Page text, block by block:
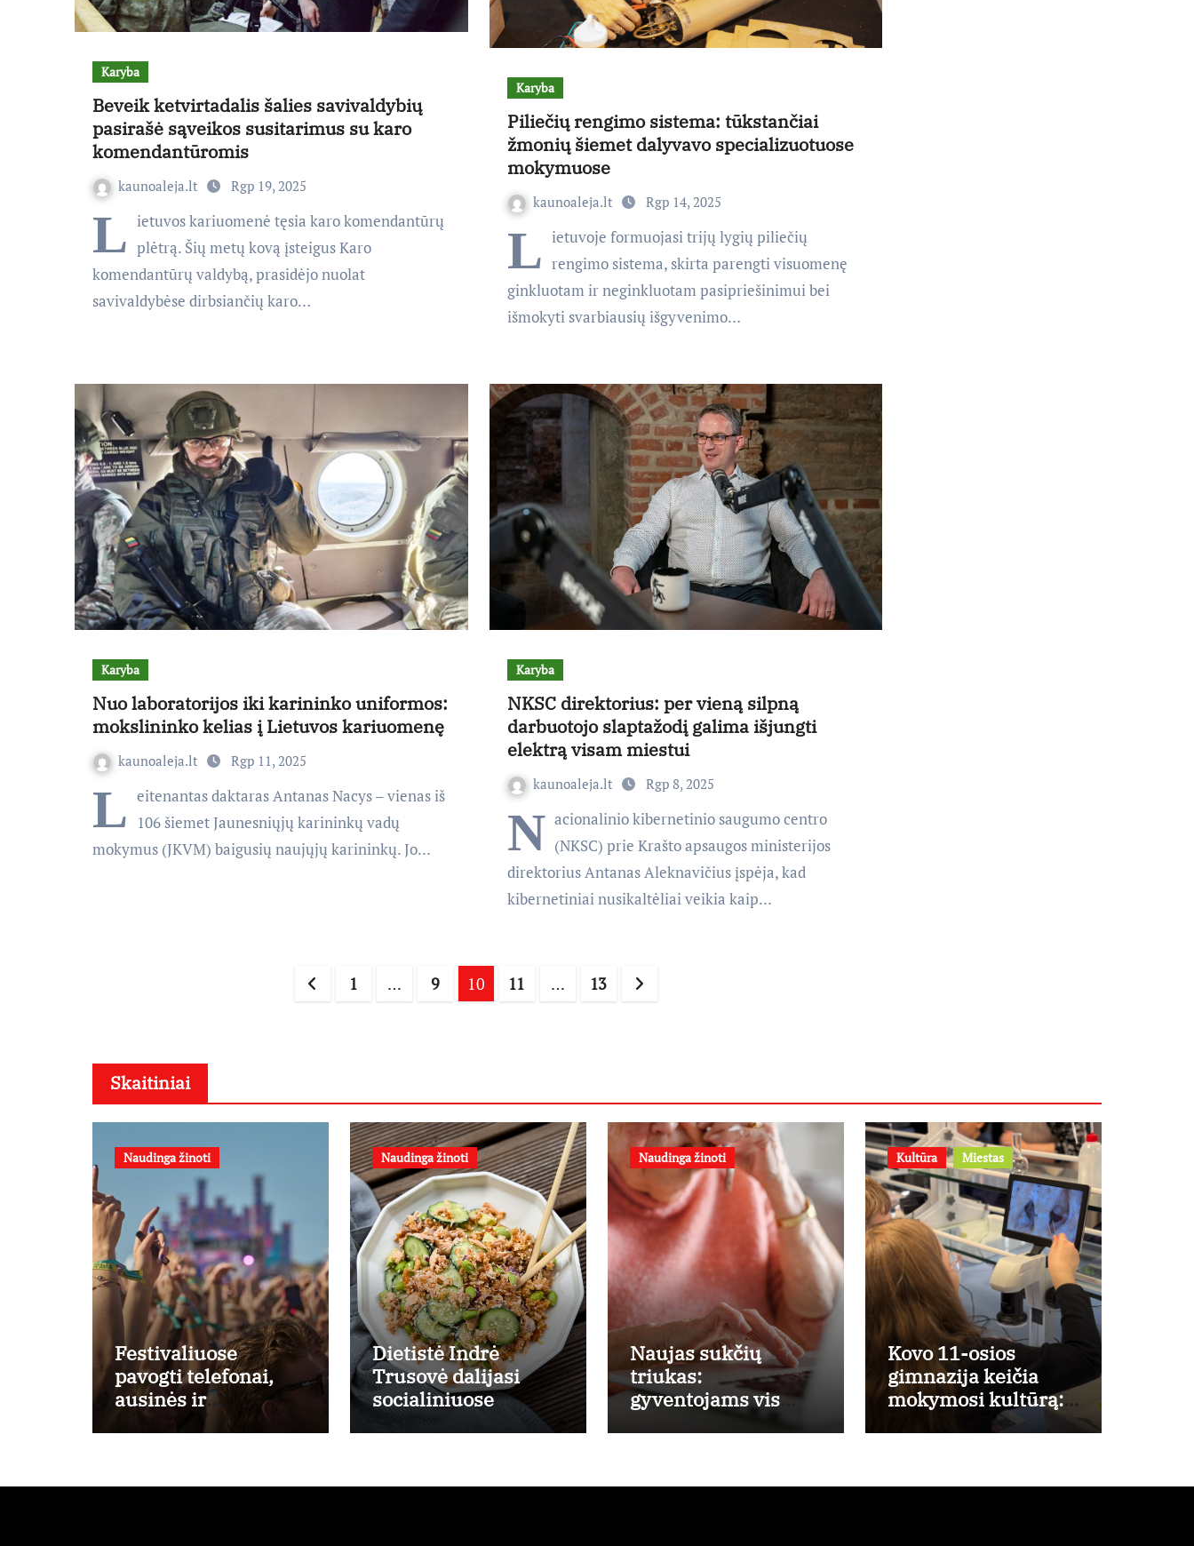
Karyba
Beveik ketvirtadalis šalies savivaldybių
pasirašė sąveikos susitarimus su karo
komendantūromis
kaunoaleja.lt Rgp 19, 2025
L ietuvos kariuomenė tęsia karo komendantūrų
plėtrą. Šių metų kovą įsteigus Karo
komendantūrų valdybą, prasidėjo nuolat
savivaldybėse dirbsiančių karo…
Karyba
Piliečių rengimo sistema: tūkstančiai
žmonių šiemet dalyvavo specializuotuose
mokymuose
kaunoaleja.lt Rgp 14, 2025
L ietuvoje formuojasi trijų lygių piliečių
rengimo sistema, skirta parengti visuomenę
ginkluotam ir neginkluotam pasipriešinimui bei
išmokyti svarbiausių išgyvenimo…
Karyba
Nuo laboratorijos iki karininko uniformos:
mokslininko kelias į Lietuvos kariuomenę
kaunoaleja.lt Rgp 11, 2025
L eitenantas daktaras Antanas Nacys – vienas iš
106 šiemet Jaunesniųjų karininkų vadų
mokymus (JKVM) baigusių naujųjų karininkų. Jo…
Karyba
NKSC direktorius: per vieną silpną
darbuotojo slaptažodį galima išjungti
elektrą visam miestui
kaunoaleja.lt Rgp 8, 2025
N acionalinio kibernetinio saugumo centro
(NKSC) prie Krašto apsaugos ministerijos
direktorius Antanas Aleknavičius įspėja, kad
kibernetiniai nusikaltėliai veikia kaip…
Įrašų
1 … 9 10 11 … 13
Skaitiniai
Naudinga žinoti
Festivaliuose
pavogti telefonai,
ausinės ir
laikrodžiai –
finansines rizikas
Naudinga žinoti
Dietistė Indrė
Trusovė dalijasi
socialiniuose
receptu
Naudinga žinoti
Naujas sukčių
triukas:
gyventojams vis
dažniau skambina
Kultūra Miestas
Kovo 11-osios
gimnazija keičia
mokymosi kultūrą:
nuo žinių kaupimo –